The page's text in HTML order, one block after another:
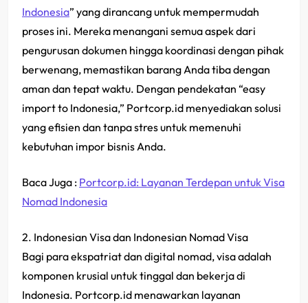
Indonesia” yang dirancang untuk mempermudah
proses ini. Mereka menangani semua aspek dari
pengurusan dokumen hingga koordinasi dengan pihak
berwenang, memastikan barang Anda tiba dengan
aman dan tepat waktu. Dengan pendekatan “easy
import to Indonesia,” Portcorp.id menyediakan solusi
yang efisien dan tanpa stres untuk memenuhi
kebutuhan impor bisnis Anda.
Baca Juga : Portcorp.id: Layanan Terdepan untuk Visa
Nomad Indonesia
2. Indonesian Visa dan Indonesian Nomad Visa
Bagi para ekspatriat dan digital nomad, visa adalah
komponen krusial untuk tinggal dan bekerja di
Indonesia. Portcorp.id menawarkan layanan